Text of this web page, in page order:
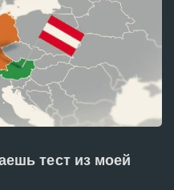
тест из моей